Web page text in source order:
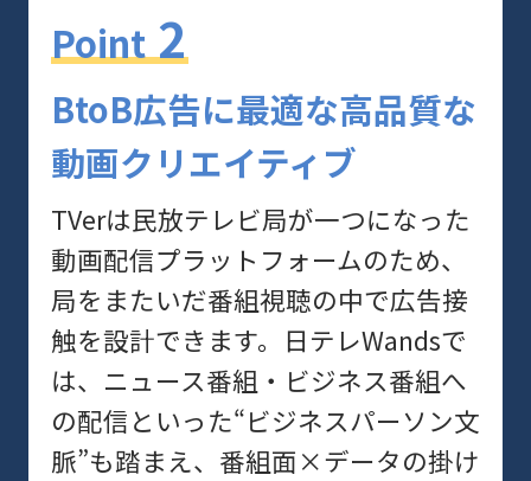
Point 2
BtoB広告に最適な高品質な
動画クリエイティブ
TVerは民放テレビ局が一つになった
動画配信プラットフォームのため、
局をまたいだ番組視聴の中で広告接
触を設計できます。日テレWandsで
は、ニュース番組・ビジネス番組へ
の配信といった“ビジネスパーソン文
脈”も踏まえ、番組面×データの掛け